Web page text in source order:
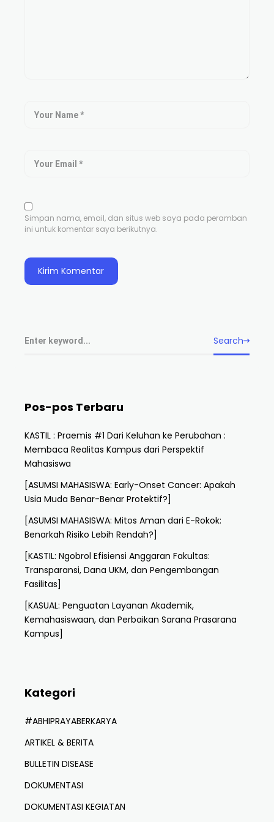
Simpan nama, email, dan situs web saya pada peramban
ini untuk komentar saya berikutnya.
Search
Pos-pos Terbaru
KASTIL : Praemis #1 Dari Keluhan ke Perubahan :
Membaca Realitas Kampus dari Perspektif
Mahasiswa
[ASUMSI MAHASISWA: Early-Onset Cancer: Apakah
Usia Muda Benar-Benar Protektif?]
[ASUMSI MAHASISWA: Mitos Aman dari E-Rokok:
Benarkah Risiko Lebih Rendah?]
[KASTIL: Ngobrol Efisiensi Anggaran Fakultas:
Transparansi, Dana UKM, dan Pengembangan
Fasilitas]
[KASUAL: Penguatan Layanan Akademik,
Kemahasiswaan, dan Perbaikan Sarana Prasarana
Kampus]
Kategori
#ABHIPRAYABERKARYA
ARTIKEL & BERITA
BULLETIN DISEASE
DOKUMENTASI
DOKUMENTASI KEGIATAN